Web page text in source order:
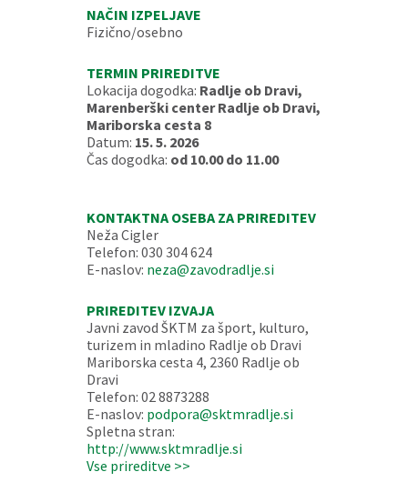
NAČIN IZPELJAVE
Fizično/osebno
TERMIN PRIREDITVE
Lokacija dogodka: Radlje ob Dravi,
Marenberški center Radlje ob Dravi,
Mariborska cesta 8
Datum: 15. 5. 2026
Čas dogodka: od 10.00 do 11.00
KONTAKTNA OSEBA ZA PRIREDITEV
Neža Cigler
Telefon: 030 304 624
E-naslov: neza@zavodradlje.si
PRIREDITEV IZVAJA
Javni zavod ŠKTM za šport, kulturo,
turizem in mladino Radlje ob Dravi
Mariborska cesta 4, 2360 Radlje ob
Dravi
Telefon: 02 8873288
E-naslov: podpora@sktmradlje.si
Spletna stran:
http://www.sktmradlje.si
Vse prireditve >>